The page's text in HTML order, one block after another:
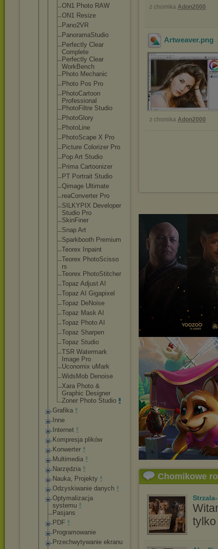
ON1 Photo RAW
ON1 Resize
Pano2VR
PanoramaStudio
Perfectly Clear
Complete
Perfectly Clear
WorkBench
Photo Mechanic
Photo Pos Pro
PhotoCartoon
Professiona
PhotoFiltre Studio
PhotoGlory
PhotoLine
PhotoScape X Pro
Picture Colorizer Pro
Pop Art Studio
Prima Cartoonizer
PT Portrait Studio
Qimage Ultimate
reaConverter Pro
SILKYPIX Developer
Studio Pro
SkinFiner
Snap Art
Sparkbooth Premium
Teorex Inpaint
Teorex PhotoScisso
rs
Teorex PhotoStitcher
Topaz Adjust AI
Topaz AI Gigapixel
Topaz DeNoise
Topaz Mask AI
Topaz Photo AI
Topaz Sharpen
Topaz Studio
TSR Watermark
Image Pro
Uconomix uMark
WidsMob Denoise
Xara Photo &
Graphic Designer
Zoner Photo Studio
Grafika
Inne
Internet
Kompresja plików
Konwerter
Multimedia
Narzędzia
Nauka, Projekty
Odzyskiwanie danych
Optymalizacja
systemu
Pasjans
PDF
Programowanie
Przechwytywanie ekranu
z chomika Adon2000
Artweaver.png
z chomika Adon2000
Chomikowe